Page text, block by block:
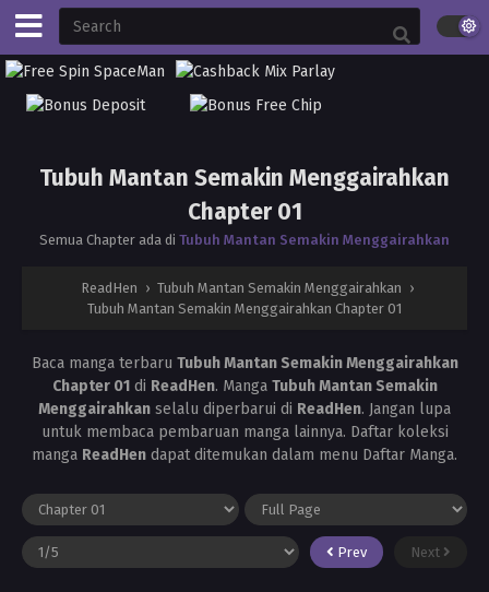
Tubuh Mantan Semakin Menggairahkan
Chapter 01
Semua Chapter ada di Tubuh Mantan Semakin Menggairahkan
ReadHen › Tubuh Mantan Semakin Menggairahkan ›
Tubuh Mantan Semakin Menggairahkan Chapter 01
Baca manga terbaru Tubuh Mantan Semakin Menggairahkan
Chapter 01di ReadHen. Manga Tubuh Mantan Semakin
Menggairahkan selalu diperbarui di ReadHen. Jangan lupa
untuk membaca pembaruan manga lainnya. Daftar koleksi
manga ReadHen dapat ditemukan dalam menu Daftar Manga.
Prev Next